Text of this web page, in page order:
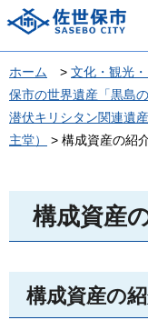
佐世保市
ホーム > 文化・観光
保市の世界遺産「黒島
潜伏キリシタン関連遺
主堂）
> 構成資産の紹
構成資産
構成資産の